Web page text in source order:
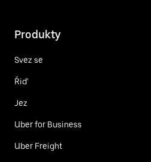
Produkty
Svez se
Řiď
Jez
Uber for Business
Uber Freight